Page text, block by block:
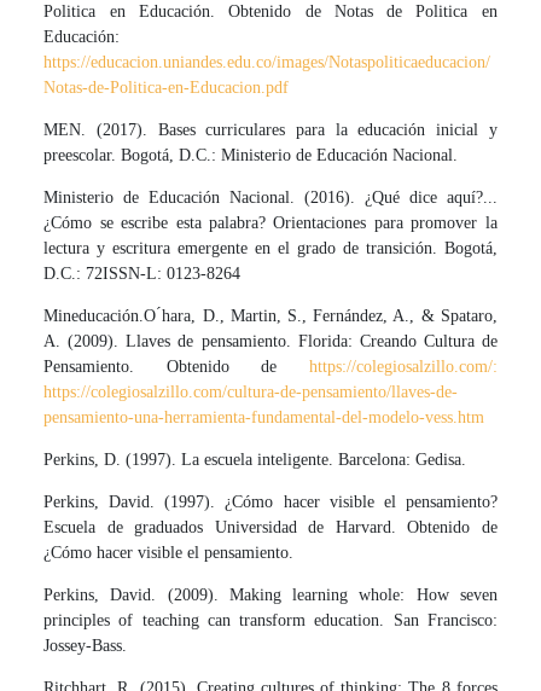
Politica en Educación. Obtenido de Notas de Politica en
Educación:
https://educacion.uniandes.edu.co/images/Notaspoliticaeducacion/
Notas-de-Politica-en-Educacion.pdf
MEN. (2017). Bases curriculares para la educación inicial y
preescolar. Bogotá, D.C.: Ministerio de Educación Nacional.
Ministerio de Educación Nacional. (2016). ¿Qué dice aquí?...
¿Cómo se escribe esta palabra? Orientaciones para promover la
lectura y escritura emergente en el grado de transición. Bogotá,
D.C.: 72ISSN-L: 0123-8264
Mineducación.O ́hara, D., Martin, S., Fernández, A., & Spataro,
A. (2009). Llaves de pensamiento. Florida: Creando Cultura de
Pensamiento. Obtenido de https://colegiosalzillo.com/:
https://colegiosalzillo.com/cultura-de-pensamiento/llaves-de-
pensamiento-una-herramienta-fundamental-del-modelo-vess.htm
Perkins, D. (1997). La escuela inteligente. Barcelona: Gedisa.
Perkins, David. (1997). ¿Cómo hacer visible el pensamiento?
Escuela de graduados Universidad de Harvard. Obtenido de
¿Cómo hacer visible el pensamiento.
Perkins, David. (2009). Making learning whole: How seven
principles of teaching can transform education. San Francisco:
Jossey-Bass.